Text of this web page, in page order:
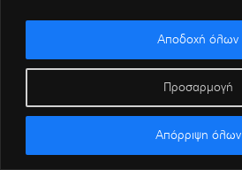
Προσαρμογή
Απόρριψη όλων
Αποδοχή όλων